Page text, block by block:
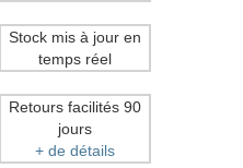
Stock mis à jour en
temps réel
Retours facilités 90
jours
+ de détails